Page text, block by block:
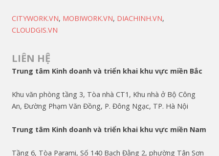
CITYWORK.VN, MOBIWORK.VN, DIACHINH.VN,
CLOUDGIS.VN
LIÊN HỆ
Trung tâm Kinh doanh và triển khai khu vực miền Bắc
Khu văn phòng tầng 3, Tòa nhà CT1, Khu nhà ở Bộ Công
An, Đường Phạm Văn Đồng, P. Đông Ngạc, TP. Hà Nội
Trung tâm Kinh doanh và triển khai khu vực miền Nam
Tầng 6, Tòa Parami, Số 140 Bạch Đằng 2, phường Tân Sơn